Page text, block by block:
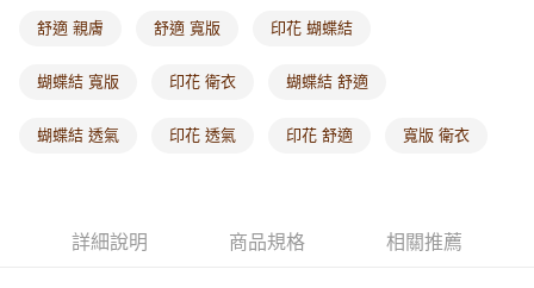
每筆NT$60，滿NT$1,000(含以上)免運費
舒適 親膚 舒適 寬版 印花 蝴蝶結
蝴蝶結 寬版 印花 衛衣 蝴蝶結 舒適
蝴蝶結 透氣 印花 透氣 印花 舒適 寬版 衛衣
詳細說明 商品規格 相關推薦